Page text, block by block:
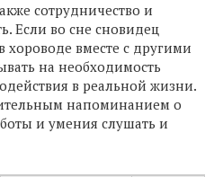
сотрудничество и
Если во сне сновидец
хороводе вместе с другими
на необходимость
в реальной жизни.
напоминанием о
и умения слушать и